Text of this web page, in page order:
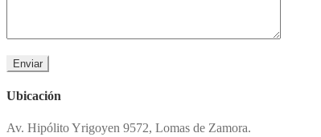
Ubicación
Av. Hipólito Yrigoyen 9572, Lomas de Zamora.